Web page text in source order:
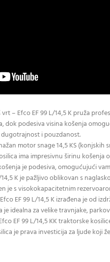
– Efco EF 99 L/14,5 K pruža
dok podesiva visina košenja
dugotrajnost i pouzdanost.
motor snage 14,5 KS
ima impresivnu širinu
je podesiva, omogućujući
14,5 K je pažljivo oblikovan s
je s visokokapacitetnim
EF 99 L/14,5 K izrađena je od
je idealna za velike travnjake,
EF 99 L/14,5 KK traktorske
je prava investicija za ljude